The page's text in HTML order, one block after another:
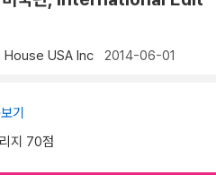
House USA Inc 2014-06-01
기
지 70점